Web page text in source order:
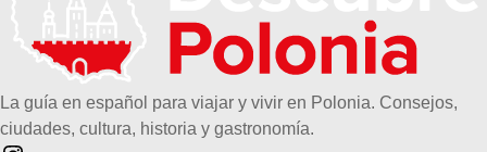
La guía en español para viajar y vivir en Polonia. Consejos,
ciudades, cultura, historia y gastronomía.